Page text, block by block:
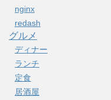
nginx
redash
グルメ
ディナー
ランチ
定食
居酒屋